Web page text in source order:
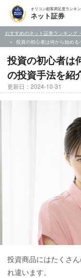
オリコン顧客満足度ランキ
ネット証券
おすすめのネット証券ランキング
投資の初心者は何から始め
投資の初心者は
の投資手法を紹
更新日：2024-10-31
投資商品にはたくさ
れ違います。